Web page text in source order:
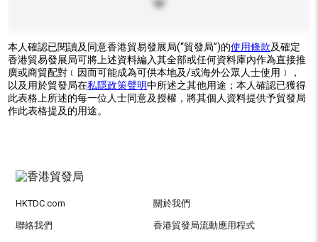
本人確認已閱讀及同意香港貿易發展局(“貿發局”)的使用條款及確定
香港貿易發展局可將上述資料編入其全部或任何資料庫內作為直接推
廣或商貿配對﹝因而可能成為可供本地及/或海外公眾人士使用﹞，
以及用於貿發局在私隱政策聲明中所述之其他用途；本人確認已獲得
此表格上所述的每一位人士同意及授權，將其個人資料提供予貿發局
作此表格提及的用途。
HKTDC.com 關於我們
聯絡我們 香港貿發局流動應用程式